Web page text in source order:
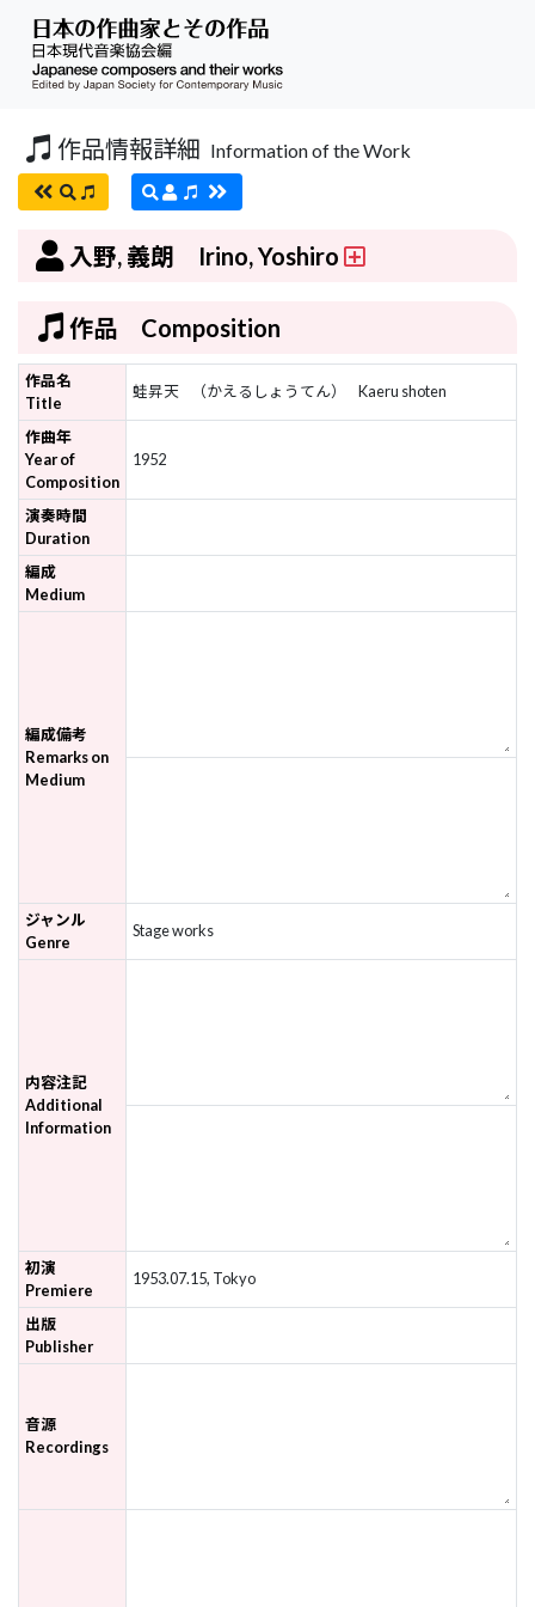
作品情報詳細 Information of the Work
入野, 義朗 Irino, Yoshiro
作品 Composition
作品名
Title
蛙昇天 （かえるしょうてん） Kaeru shoten
作曲年
Year of
Composition
1952
演奏時間
Duration
編成
Medium
編成備考
Remarks on
Medium
ジャンル
Genre
Stage works
内容注記
Additional
Information
初演
Premiere
1953.07.15, Tokyo
出版
Publisher
音源
Recordings